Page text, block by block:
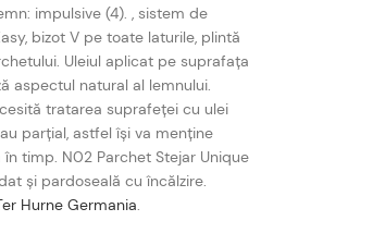
impulsive (4). , sistem de
bizot V pe toate laturile, plintă
Uleiul aplicat pe suprafața
aspectul natural al lemnului.
tratarea suprafeței cu ulei
parțial, astfel își va menține
timp. N02 Parchet Stejar Unique
și pardoseală cu încălzire.
Hurne Germania.